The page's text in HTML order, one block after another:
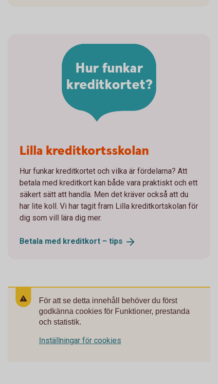
Hur funkar
kreditkortet?
Lilla kreditkortsskolan
Hur funkar kreditkortet och vilka är fördelarna? Att
betala med kreditkort kan både vara praktiskt och ett
säkert sätt att handla. Men det kräver också att du
har lite koll. Vi har tagit fram Lilla kreditkortskolan för
dig som vill lära dig mer.
Betala med kreditkort – tips
För att se detta innehåll behöver du först
godkänna cookies för Funktioner, prestanda
och statistik.
Inställningar för cookies